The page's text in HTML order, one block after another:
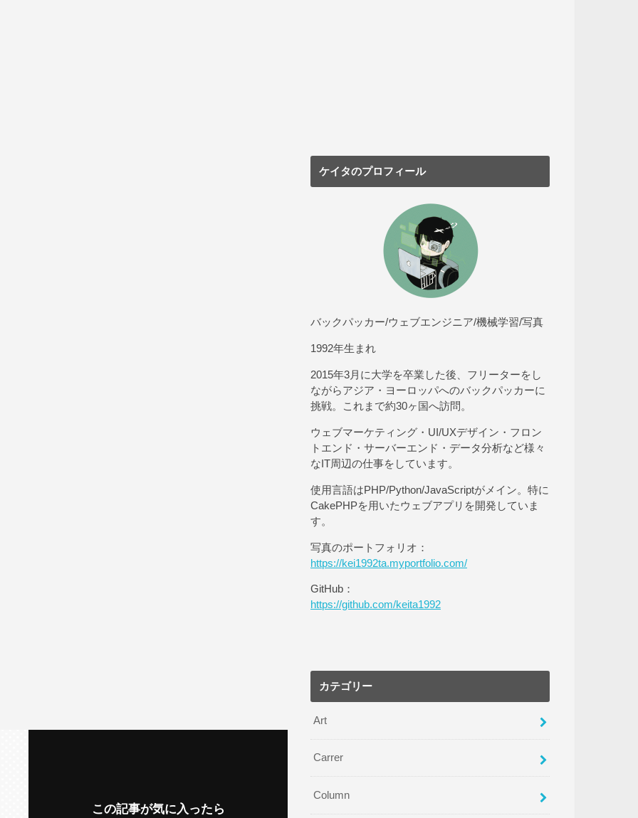
この記事が気に入ったら
ケイタのプロフィール
バックパッカー/ウェブエンジニア/機械学習/写真
1992年生まれ
2015年3月に大学を卒業した後、フリーターをし
ながらアジア・ヨーロッパへのバックパッカーに
挑戦。これまで約30ヶ国へ訪問。
ウェブマーケティング・UI/UXデザイン・フロン
トエンド・サーバーエンド・データ分析など様々
なIT周辺の仕事をしています。
使用言語はPHP/Python/JavaScriptがメイン。特に
CakePHPを用いたウェブアプリを開発していま
す。
写真のポートフォリオ：
https://kei1992ta.myportfolio.com/
GitHub：
https://github.com/keita1992
カテゴリー
Art
Carrer
Column